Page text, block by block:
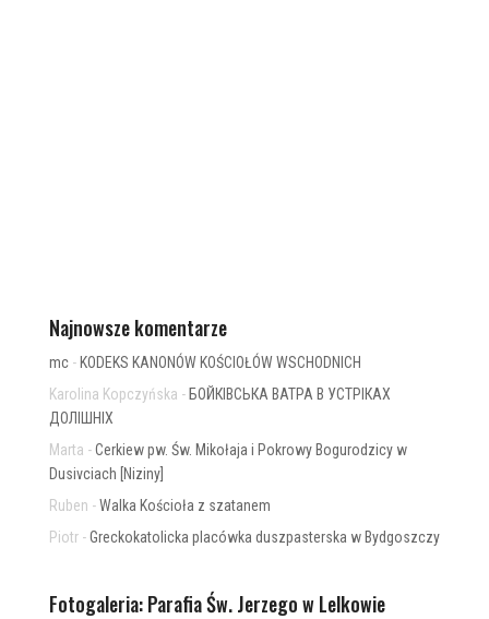
Najnowsze komentarze
mc- KODEKS KANONÓW KOŚCIOŁÓW WSCHODNICH
Karolina Kopczyńska - БОЙКІВСЬКА ВАТРА В УСТРІКАХ
ДОЛІШНІХ
Marta -Cerkiew pw. Św. Mikołaja i Pokrowy Bogurodzicy w
Dusivciach [Niziny]
Ruben -Walka Kościoła z szatanem
Piotr-Greckokatolicka placówka duszpasterska w Bydgoszczy
Fotogaleria: Parafia Św. Jerzego w Lelkowie